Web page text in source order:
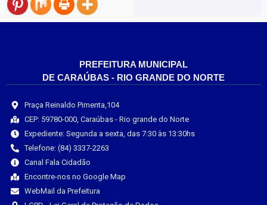
PREFEITURA MUNICIPAL
DE CARAÚBAS - RIO GRANDE DO NORTE
Praça Reinaldo Pimenta,104
CEP: 59780-000, Caraúbas - Rio grande do Norte
Expediente: Segunda a sexta, das 7:30 às 13:30hs
Telefone: (84) 3337-2263
Canal Fala Cidadão
Encontre-nos no Google Map
WebMail da Prefeitura